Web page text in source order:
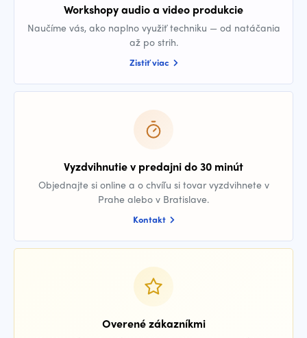
Workshopy audio a video produkcie
Naučíme vás, ako naplno využiť techniku — od natáčania
až po strih.
Zistiť viac
Vyzdvihnutie v predajni do 30 minút
Objednajte si online a o chvíľu si tovar vyzdvihnete v
Prahe alebo v Bratislave.
Kontakt
Overené zákazníkmi